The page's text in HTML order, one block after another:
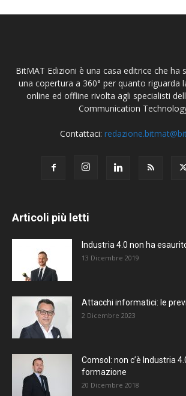
BitMAT Edizioni è una casa editrice che ha
una copertura a 360° per quanto riguarda
online ed offline rivolta agli specialisti
Communication
Contattaci:
Articoli più letti
Industria 4.0 non ha
13 Dicembre 2019
Attacchi informatici: le
2 Dicembre 2023
Comsol: non c’è Industria
formazione
20 Dicembre 2018